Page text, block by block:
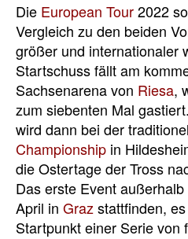
Die European Tour2022
Vergleich zu den beiden
größer und internationaler
Startschuss fällt am
Sachsenarena von Riesa,
zum siebenten Mal
wird dann bei der
Championship in
die Ostertage der Tross
Das erste Event
April in Grazstattfinden,
Startpunkt einer Serie von